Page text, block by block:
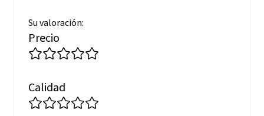
Su valoración:
Precio
Calidad